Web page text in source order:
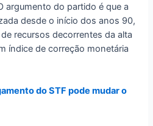
argumento do partido é que a
desde o início dos anos 90,
recursos decorrentes da alta
índice de correção monetária
do STF pode mudar o